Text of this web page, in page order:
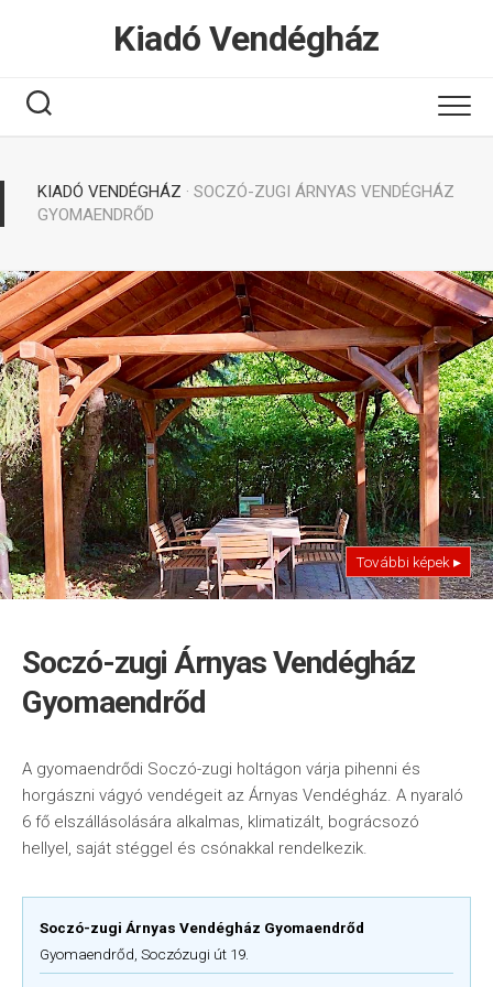
Kiadó Vendégház
KIADÓ VENDÉGHÁZ · SOCZÓ-ZUGI ÁRNYAS VENDÉGHÁZ
GYOMAENDRŐD
További képek ▸
Soczó-zugi Árnyas Vendégház
Gyomaendrőd
A gyomaendrődi Soczó-zugi holtágon várja pihenni és
horgászni vágyó vendégeit az Árnyas Vendégház. A nyaraló
6 fő elszállásolására alkalmas, klimatizált, bográcsozó
hellyel, saját stéggel és csónakkal rendelkezik.
Soczó-zugi Árnyas Vendégház Gyomaendrőd
Gyomaendrőd, Soczózugi út 19.